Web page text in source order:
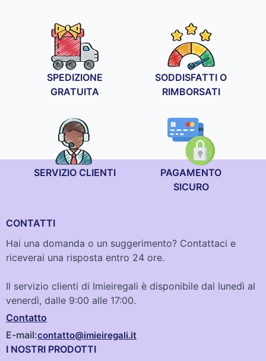
SPEDIZIONE
GRATUITA
SODDISFATTI O
RIMBORSATI
SERVIZIO CLIENTI
PAGAMENTO
SICURO
CONTATTI
Hai una domanda o un suggerimento? Contattaci e
riceverai una risposta entro 24 ore.
Il servizio clienti di Imieiregali è disponibile dal lunedì al
venerdì, dalle 9:00 alle 17:00.
Contatto
E-mail:contatto@imieiregali.it
I NOSTRI PRODOTTI